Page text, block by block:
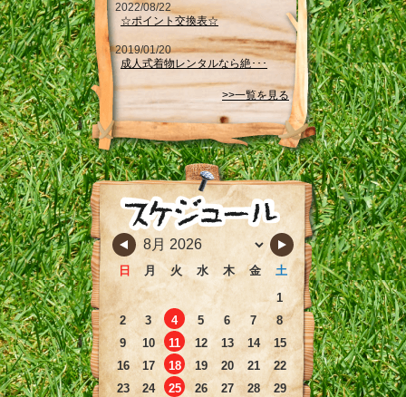
2022/08/22
☆ポイント交換表☆
2019/01/20
成人式着物レンタルなら絶･･･
>>一覧を見る
日 月 火 水 木 金
土
1
2
3 4 5 6 7
8
9
10 11 12 13 14
15
16
17 18 19 20 21
22
23
24 25 26 27 28
29